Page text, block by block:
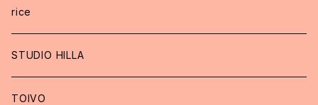
rice
STUDIO HILLA
TOIVO